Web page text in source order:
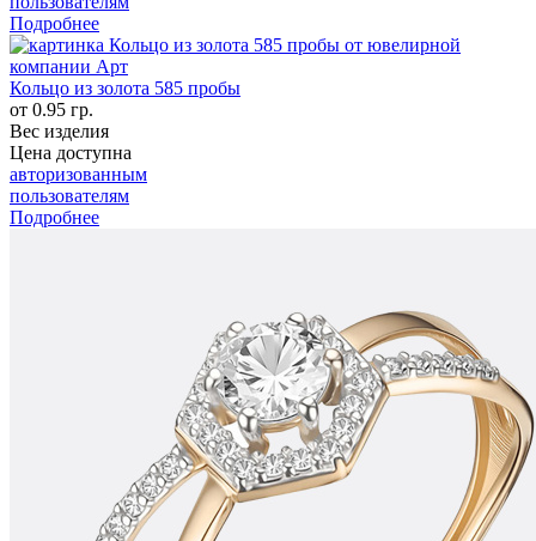
Подробнее
Кольцо из золота 585 пробы
от 0.95 гр.
Вес изделия
Цена доступна
авторизованным
пользователям
Подробнее